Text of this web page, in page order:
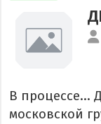
В процессе...
московской